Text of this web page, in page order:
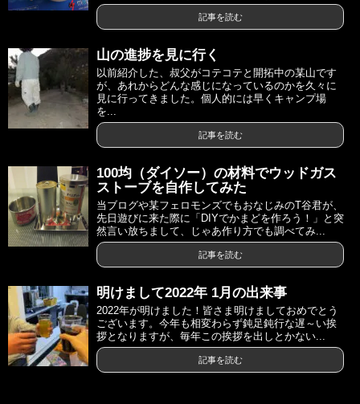
記事を読む
山の進捗を見に行く
以前紹介した、叔父がコテコテと開拓中の某山です
が、あれからどんな感じになっているのかを久々に
見に行ってきました。個人的には早くキャンプ場
を...
記事を読む
100均（ダイソー）の材料でウッドガス
ストーブを自作してみた
当ブログや某フェロモンズでもおなじみのT谷君が、
先日遊びに来た際に「DIYでかまどを作ろう！」と突
然言い放ちまして、じゃあ作り方でも調べてみ...
記事を読む
明けまして2022年 1月の出来事
2022年が明けました！皆さま明けましておめでとう
ございます。今年も相変わらず鈍足鈍行な遅～い挨
拶となりますが、毎年この挨拶を出しとかない...
記事を読む